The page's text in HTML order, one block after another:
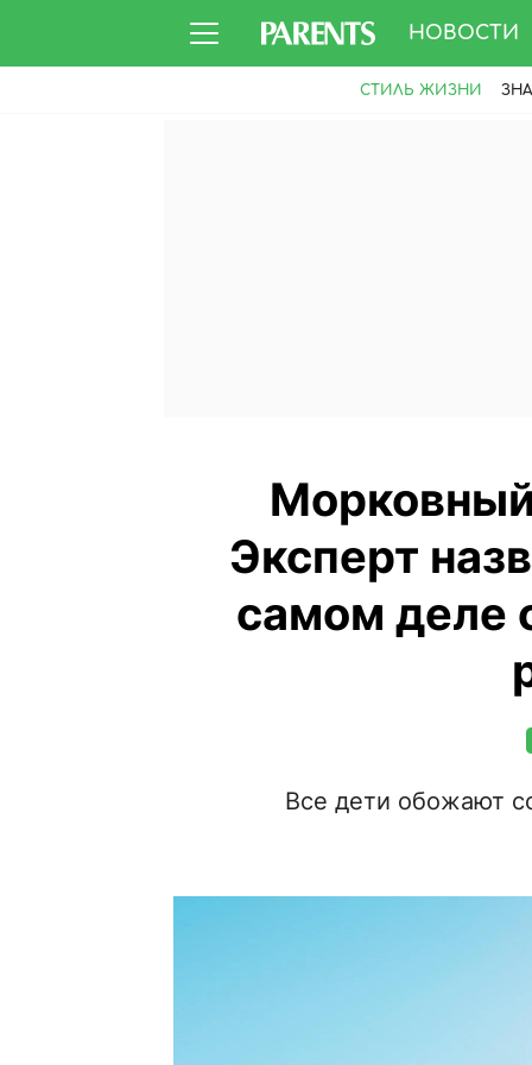
НОВОСТИ
СТИЛЬ ЖИЗНИ
Эксперт
самом деле
Все дети обожают